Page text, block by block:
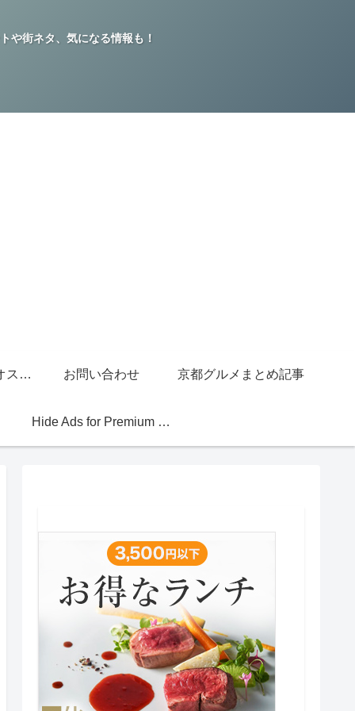
や街ネタ、気になる情報も！
グッチジャパン的オススメ店 お問い合わせ 京都グルメまとめ記事
Hide Ads for Premium Members